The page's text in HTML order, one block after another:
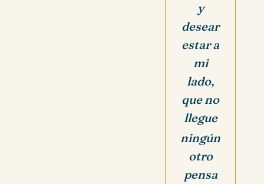
y
desear
estara
mi
lado,
que no
llegue
ningún
otro
pensa